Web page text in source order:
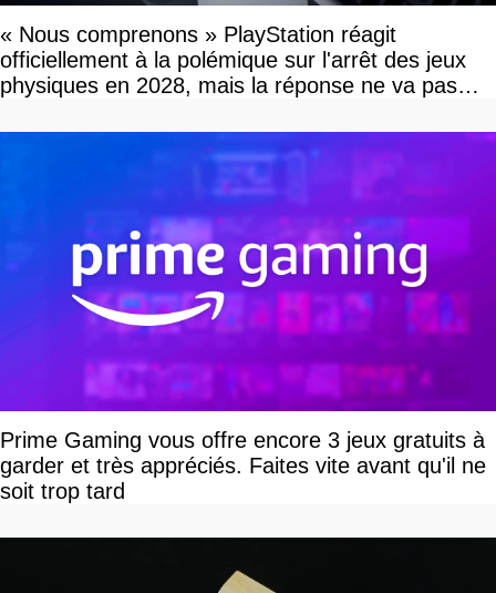
« Nous comprenons » PlayStation réagit
officiellement à la polémique sur l'arrêt des jeux
physiques en 2028, mais la réponse ne va pas
Prime Gaming vous offre encore 3 jeux gratuits à
garder et très appréciés. Faites vite avant qu'il ne
soit trop tard